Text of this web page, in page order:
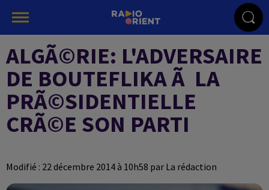
ALGÃ©RIE: L'ADVERSAIRE
DE BOUTEFLIKA Ã LA
PRÃ©SIDENTIELLE
CRÃ©E SON PARTI
Modifié : 22 décembre 2014 à 10h58 par La rédaction